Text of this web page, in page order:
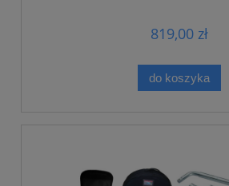
819,00 zł
do koszyka